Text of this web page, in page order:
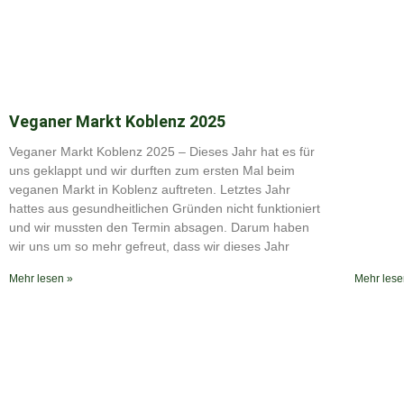
Veganer Markt Koblenz 2025
Veganer Markt Koblenz 2025 – Dieses Jahr hat es für
uns geklappt und wir durften zum ersten Mal beim
veganen Markt in Koblenz auftreten. Letztes Jahr
hattes aus gesundheitlichen Gründen nicht funktioniert
und wir mussten den Termin absagen. Darum haben
wir uns um so mehr gefreut, dass wir dieses Jahr
Mehr lesen » Mehr